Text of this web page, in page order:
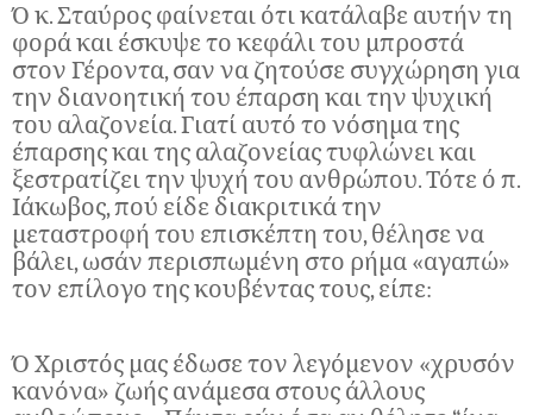
Ό κ. Σταύρος φαίνεται ότι κατάλαβε αυτήν τη
φορά και έσκυψε το κεφάλι του μπροστά
στον Γέροντα, σαν να ζητούσε συγχώρηση για
την διανοητική του έπαρση και την ψυχική
του αλαζονεία. Γιατί αυτό το νόσημα της
έπαρσης και της αλαζονείας τυφλώνει και
ξεστρατίζει την ψυχή του ανθρώπου. Τότε ό π.
Ιάκωβος, πού είδε διακριτικά την
μεταστροφή του επισκέπτη του, θέλησε να
βάλει, ωσάν περισπωμένη στο ρήμα «αγαπώ»
τον επίλογο της κουβέντας τους, είπε:
Ό Χριστός μας έδωσε τον λεγόμενον «χρυσόν
κανόνα» ζωής ανάμεσα στους άλλους